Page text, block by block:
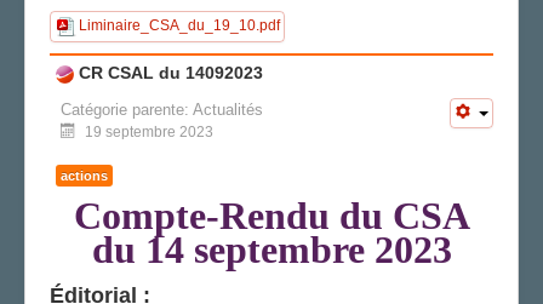
Liminaire_CSA_du_19_10.pdf
CR CSAL du 14092023
Catégorie parente: Actualités
19 septembre 2023
actions
Compte-Rendu du CSA
du 14 septembre 2023
Éditorial :